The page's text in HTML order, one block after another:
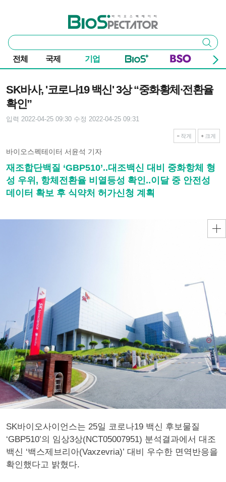
바이오스펙테이터
통
합
검
색
검색
전체 국제 기업
SK바사, '코로나19 백신' 3상 “중화황체∙전환율
확인”
입력 2022-04-25 09:30 수정 2022-04-25 09:31
작게 크게
바이오스펙테이터 서윤석 기자
재조합단백질 ‘GBP510’..대조백신 대비 중화항체 형
성 우위, 항체전환율 비열등성 확인..이달 중 안전성
데이터 확보 후 식약처 허가신청 계획
SK바이오사이언스는 25일 코로나19 백신 후보물질
‘GBP510’의 임상3상(NCT05007951) 분석결과에서 대조
백신 ‘백스제브리아(Vaxzevria)’ 대비 우수한 면역반응을
확인했다고 밝혔다.